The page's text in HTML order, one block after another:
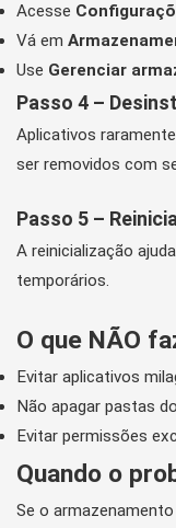
Acesse
Vá em
Use Gerenciar
Passo 4 –
Aplicativos
ser removidos com
Passo 5 –
A reinicialização
temporários.
O que NÃO
Evitar aplicativos
Não apagar pastas
Evitar permissões
Quando o
Se o